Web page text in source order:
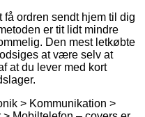
få ordren sendt hjem til dig
er tit lidt mindre
Den mest letkøbte
at være selv at
at du lever med kort
> Kommunikation >